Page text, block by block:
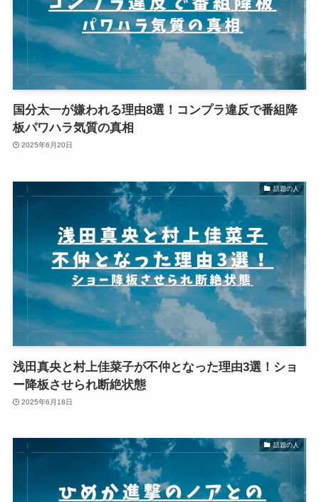
国分太一が嫌われる理由8選！コンプラ違反で番組降
板パワハラ気質の真相
2025年6月20日
話題の人
浅田真央と村上佳菜子が不仲となった理由3選！ショ
ー降板させられ断絶状態
2025年6月18日
話題の人